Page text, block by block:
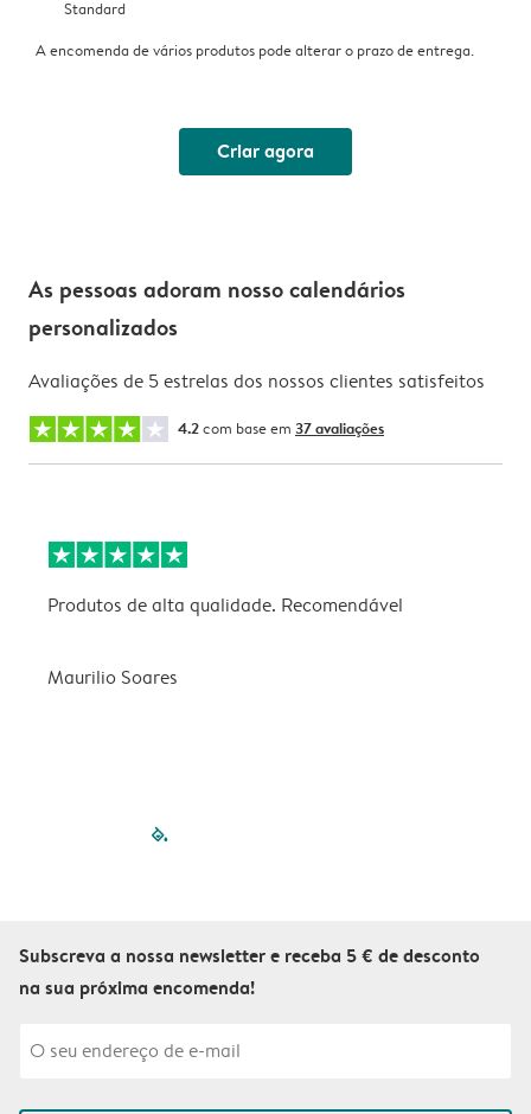
Standard
A encomenda de vários produtos pode alterar o prazo de entrega.
Criar agora
As pessoas adoram nosso calendários
personalizados
Avaliações de 5 estrelas dos nossos clientes satisfeitos
4.2com base em 37 avaliações
Produtos de alta qualidade. Recomendável
Maurilio Soares
filled-pagination
Subscreva a nossa newsletter e receba 5 € de desconto
na sua próxima encomenda!